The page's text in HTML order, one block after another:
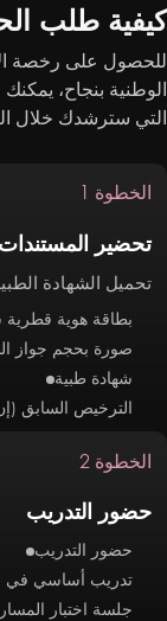
طلب
على رخصة
بنجاح، يمكنك
سترشدك خلال
الخطوة 1
تحضير المستندات
تحميل الشهادة الطبية
بطاقة هوية قطرية
صورة بحجم جواز
شهادة طبية
الترخيص السابق
الخطوة 2
حضور التدريب
حضور التدريب
تدريب أساسي في
جلسة اختبار المسار